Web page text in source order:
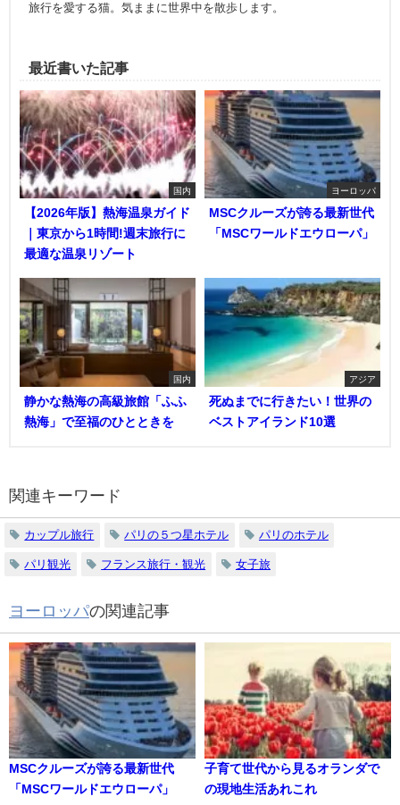
旅行を愛する猫。気ままに世界中を散歩します。
最近書いた記事
国内
【2026年版】熱海温泉ガイド
｜東京から1時間!週末旅行に
最適な温泉リゾート
ヨーロッパ
MSCクルーズが誇る最新世代
「MSCワールドエウローパ」
国内
静かな熱海の高級旅館「ふふ
熱海」で至福のひとときを
アジア
死ぬまでに行きたい！世界の
ベストアイランド10選
関連キーワード
カップル旅行 パリの５つ星ホテル パリのホテル
パリ観光 フランス旅行・観光 女子旅
ヨーロッパの関連記事
MSCクルーズが誇る最新世代
「MSCワールドエウローパ」
子育て世代から見るオランダで
の現地生活あれこれ